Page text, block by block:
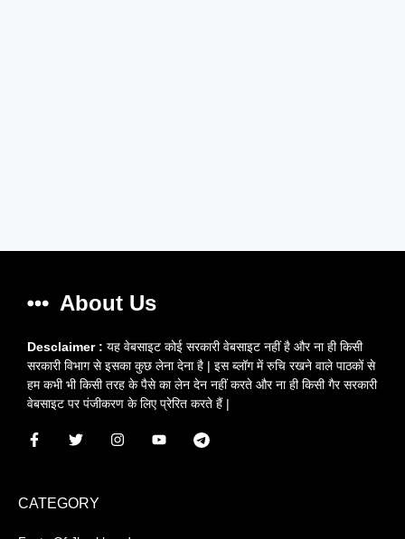
About Us
Desclaimer : यह वेबसाइट कोई सरकारी वेबसाइट नहीं है और ना ही किसी
सरकारी विभाग से इसका कुछ लेना देना है | इस ब्लॉग में रुचि रखने वाले पाठकों से
हम कभी भी किसी तरह के पैसे का लेन देन नहीं करते और ना ही किसी गैर सरकारी
वेबसाइट पर पंजीकरण के लिए प्रेरित करते हैं |
CATEGORY